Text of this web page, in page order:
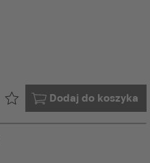
Dodaj do koszyka
Już w Twoim